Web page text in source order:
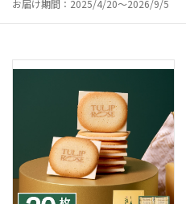
お届け期間：2025/4/20～2026/9/5